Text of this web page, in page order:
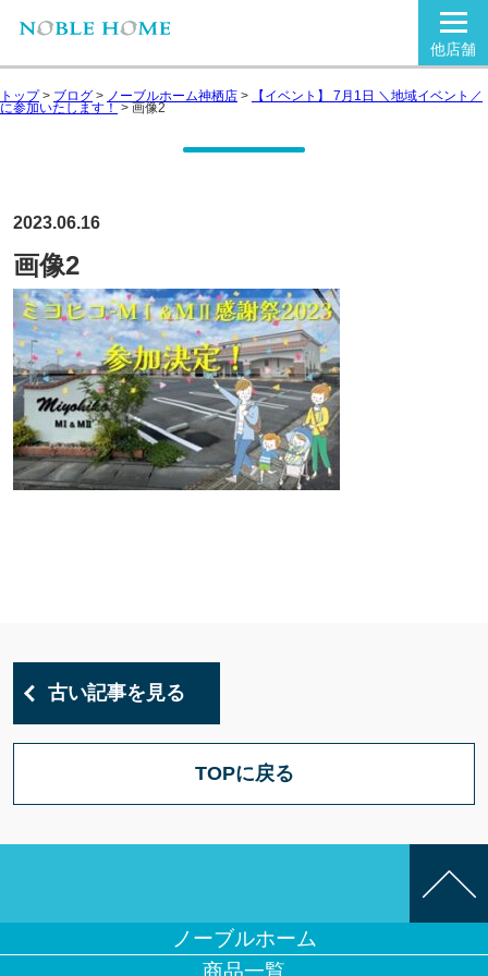
他店舗
トップ> ブログ > ノーブルホーム神栖店 > 【イベント】 7月1日 ＼地域イベント／
に参加いたします！ > 画像2
2023.06.16
画像2
古い記事を見る
TOPに戻る
ノーブルホーム
商品一覧